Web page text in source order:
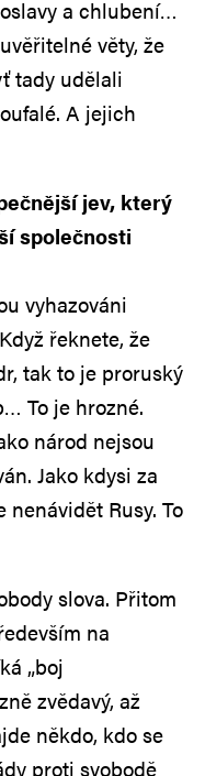
a chlubení…
věty, že
tady udělali
A jejich
jev, který
společnosti
vyhazováni
řeknete, že
tak to je proruský
To je hrozné.
národ nejsou
Jako kdysi za
Rusy. To
slova. Přitom
na
„boj
zvědavý, až
někdo, kdo se
proti svobodě